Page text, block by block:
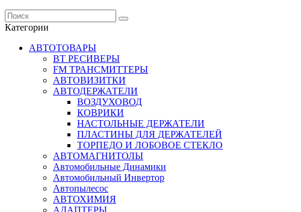
Категории
АВТОТОВАРЫ
BT РЕСИВЕРЫ
FM ТРАНСМИТТЕРЫ
АВТОВИЗИТКИ
АВТОДЕРЖАТЕЛИ
ВОЗДУХОВОД
КОВРИКИ
НАСТОЛЬНЫЕ ДЕРЖАТЕЛИ
ПЛАСТИНЫ ДЛЯ ДЕРЖАТЕЛЕЙ
ТОРПЕДО И ЛОБОВОЕ СТЕКЛО
АВТОМАГНИТОЛЫ
Автомобильные Динамики
Автомобильный Инвертор
Автопылесос
АВТОХИМИЯ
АДАПТЕРЫ